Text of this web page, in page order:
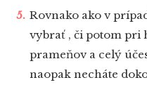
Rovnako ako v
vybrať , či potom pri
prameňov a celý
naopak necháte